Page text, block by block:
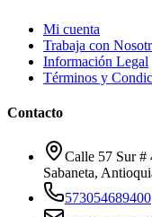
Mi cuenta
Trabaja con
Información Legal
Términos y
Contacto
Calle 57 Sur #
Sabaneta,
573054689400